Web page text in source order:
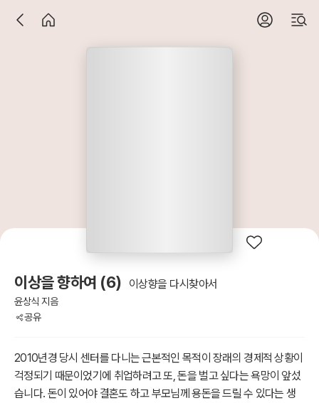
이상을 향하여 (6) 이상향을 다시찾아서
윤상식 지음
공유
2010년경 당시 센터를 다니는 근본적인 목적이 장래의 경제적 상황이
걱정되기 때문이었기에 취업하려고 또, 돈을 벌고 싶다는 욕망이 앞섰
습니다. 돈이 있어야 결혼도 하고 부모님께 용돈을 드릴 수 있다는 생